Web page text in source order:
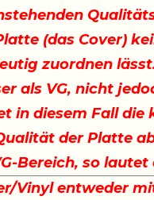
(das Cover)
zuordnen
als VG, nicht
in diesem Fall die
der Platte
Bereich, so
Vinyl entweder